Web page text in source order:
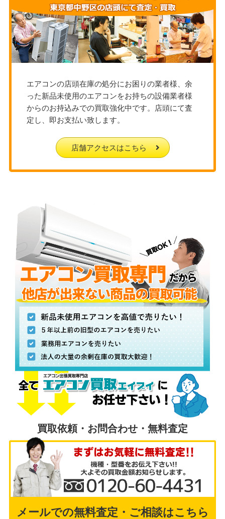
エアコンの店頭在庫の処分にお困りの業者様、余
った新品未使用のエアコンをお持ちの設備業者様
からのお持込みでの買取強化中です。店頭にて査
定し、即お支払い致します。
店舗アクセスはこちら
買取依頼・お問合わせ・無料査定
メールでの無料査定・ご相談はこちら